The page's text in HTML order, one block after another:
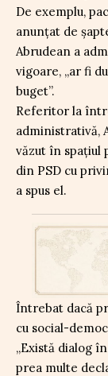
De exemplu,
anunțat de
Abrudean a
vigoare, „ar fi
buget”.
Referitor la
administrativă,
văzut în spațiul
din PSD cu
a spus el.
Întrebat dacă
cu social-
„Există dialog
prea multe